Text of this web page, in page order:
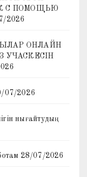
С ПОМОЩЬЮ
2026
ОНЛАЙН
УЧАСКЕСІН
07/2026
нығайтудың
28/07/2026